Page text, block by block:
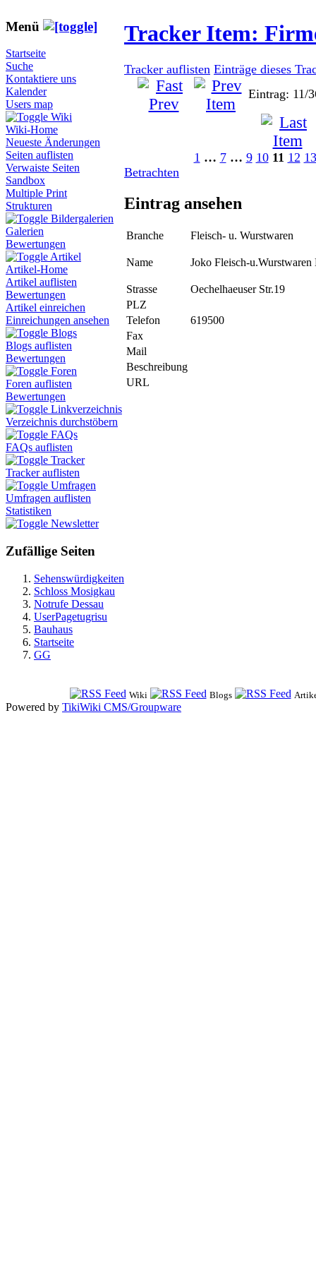
Menü
Startseite
Suche
Kontaktiere uns
Kalender
Users map
Wiki
Wiki-Home
Neueste Änderungen
Seiten auflisten
Verwaiste Seiten
Sandbox
Multiple Print
Strukturen
Bildergalerien
Galerien
Bewertungen
Artikel
Artikel-Home
Artikel auflisten
Bewertungen
Artikel einreichen
Einreichungen ansehen
Blogs
Blogs auflisten
Bewertungen
Foren
Foren auflisten
Bewertungen
Linkverzeichnis
Verzeichnis durchstöbern
FAQs
FAQs auflisten
Tracker
Tracker auflisten
Umfragen
Umfragen auflisten
Statistiken
Newsletter
Zufällige Seiten
Sehenswürdigkeiten
Schloss Mosigkau
Notrufe Dessau
UserPagetugrisu
Bauhaus
Startseite
GG
Tracker Item:
Tracker auflisten Einträge dieses
Eintrag: 11/
1 … 7 … 9 10 11 12 13
Betrachten
Eintrag ansehen
Branche Fleisch- u. Wurstwaren
Name Joko Fleisch-
Strasse
Oechelhaeuser Str.19
PLZ
Telefon
619500
Fax
Mail
Beschreibung
URL
Wiki Blogs
Powered by TikiWiki CMS/Groupware